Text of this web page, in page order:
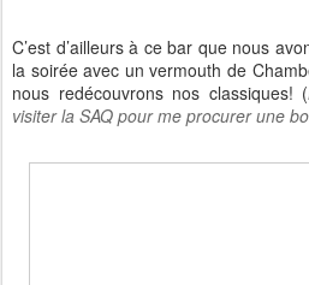
C’est d’ailleurs à ce bar que nous
la soirée avec un vermouth de
nous redécouvrons nos classiques! (
visiter la SAQ pour me procurer une